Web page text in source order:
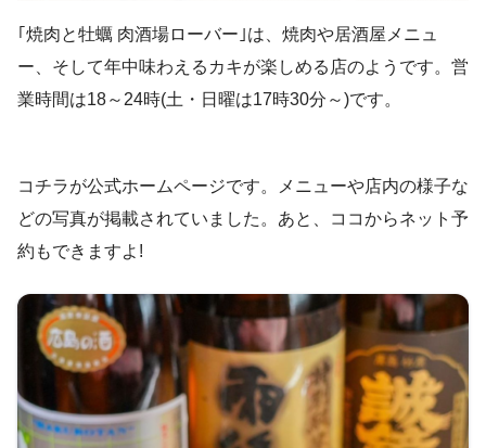
｢焼肉と牡蠣 肉酒場ローバー｣は、焼肉や居酒屋メニュ
ー、そして年中味わえるカキが楽しめる店のようです。営
業時間は18～24時(土・日曜は17時30分～)です。
コチラが公式ホームページです。メニューや店内の様子な
どの写真が掲載されていました。あと、ココからネット予
約もできますよ!